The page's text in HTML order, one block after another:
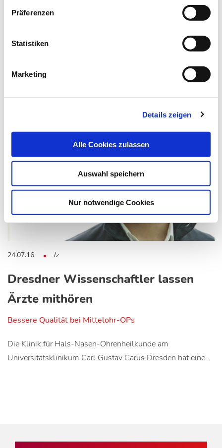
Präferenzen
Statistiken
Marketing
Details zeigen
Alle Cookies zulassen
Auswahl speichern
Nur notwendige Cookies
Richtungshören bei Kindern wichtig
Wissenschaftler/-innen der Jade Hochschule haben ein
24.07.16 lz
Dresdner Wissenschaftler lassen
Ärzte mithören
Bessere Qualität bei Mittelohr-OPs
Die Klinik für Hals-Nasen-Ohrenheilkunde am
Universitätsklinikum Carl Gustav Carus Dresden hat eine…